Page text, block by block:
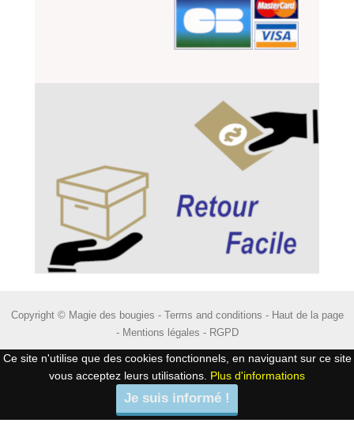
Copyright © Magie des bougies - Terms and conditions - Haut de la page
- Mentions légales - RGPD
Ce site n'utilise que des cookies fonctionnels, en naviguant sur ce site
vous acceptez leurs utilisations. Plus d'informations